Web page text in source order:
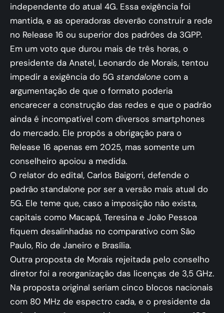
independente do atual 4G. Essa exigência foi
mantida, e as operadoras deverão construir a rede
no Release 16 ou superior dos padrões da 3GPP.
Em um voto que durou mais de três horas, o
presidente da Anatel, Leonardo de Morais, tentou
impedir a exigência do 5G standalone com a
argumentação de que o formato poderia
encarecer a construção das redes e que o padrão
ainda é incompatível com diversos smartphones
do mercado. Ele propôs a obrigação para o
Release 16 apenas em 2025, mas somente um
conselheiro apoiou a medida.
O relator do edital, Carlos Baigorri, defende o
padrão standalone por ser a versão mais atual do
5G. Ele teme que, caso a imposição não exista,
capitais como Macapá, Teresina e João Pessoa
fiquem desalinhadas no comparativo com São
Paulo, Rio de Janeiro e Brasília.
Outra proposta de Morais rejeitada pelo conselho
diretor foi a reorganização das licenças de 3,5 GHz.
Na proposta original seriam cinco blocos nacionais
com 80 MHz de espectro cada, e o presidente da